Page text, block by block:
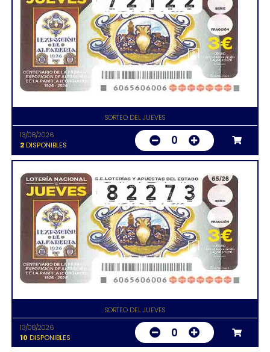
SORTEO DEL JUEVES
13/08/2026
2DISPONIBLES 0
SORTEO DEL JUEVES
13/08/2026
10 DISPONIBLES 0